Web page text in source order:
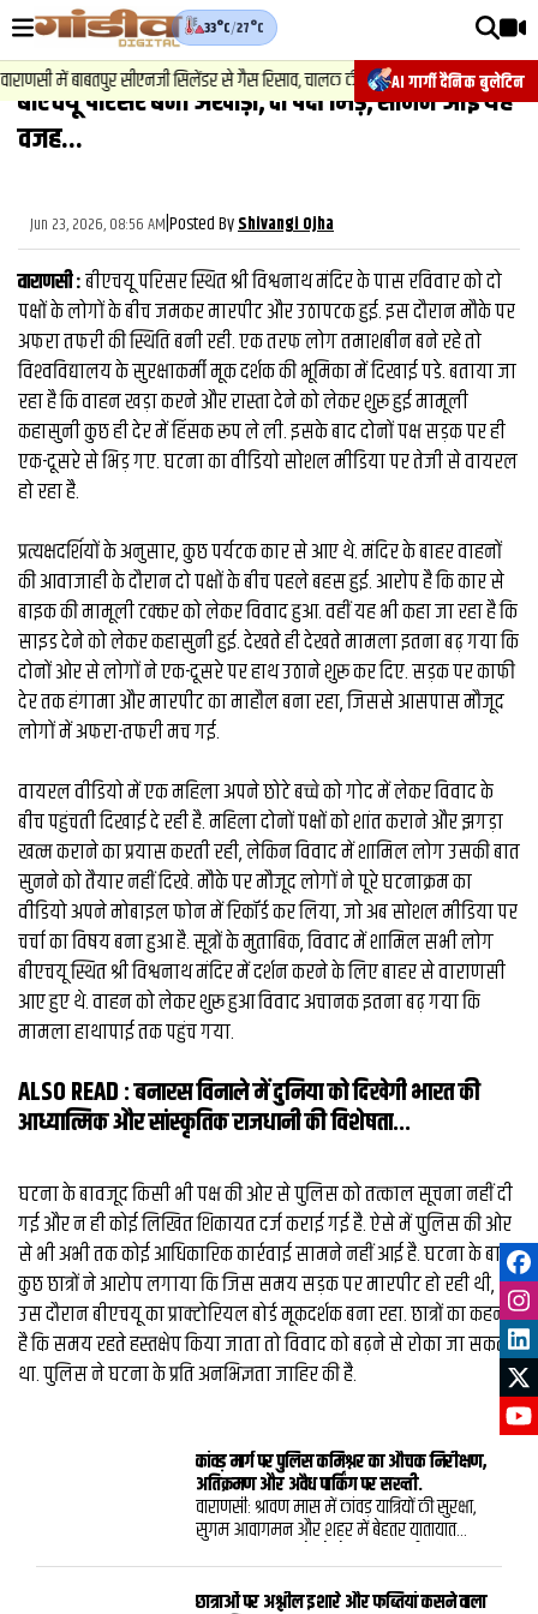
AI गार्गी दैनिक बुलेटिन
33°C/27°C
में बाबतपुर सीएनजी सिलेंडर से गैस रिसाव, चालक की सूझबूझ से टला बड़ा हादसा.
वीडियोज़
वाराणसी न्यूज़
राजनीति
फिल्मी
साहित्य
संस्कृति
ख़ान पान और जीवनशैली
अंतरराष्ट्रीय
फैक्ट चेक
व्यापार
मौसम
देश
बीएचयू परिसर बना अखाड़ा, दो पक्ष भिड़े, सामने आई यह
वजह...
Jun 23, 2026, 08:56 AM|Posted ByShivangi Ojha
वाराणसी :बीएचयू परिसर स्थित श्री विश्वनाथ मंदिर के पास रविवार को दो
पक्षों के लोगों के बीच जमकर मारपीट और उठापटक हुई. इस दौरान मौके पर
अफरा तफरी की स्थिति बनी रही. एक तरफ लोग तमाशबीन बने रहे तो
विश्‍वविद्यालय के सुरक्षाकर्मी मूक दर्शक की भूमिका में दिखाई पडे. बताया जा
रहा है कि वाहन खड़ा करने और रास्ता देने को लेकर शुरू हुई मामूली
कहासुनी कुछ ही देर में हिंसक रूप ले ली. इसके बाद दोनों पक्ष सड़क पर ही
एक-दूसरे से भिड़ गए. घटना का वीडियो सोशल मीडिया पर तेजी से वायरल
हो रहा है.
प्रत्यक्षदर्शियों के अनुसार, कुछ पर्यटक कार से आए थे. मंदिर के बाहर वाहनों
की आवाजाही के दौरान दो पक्षों के बीच पहले बहस हुई. आरोप है कि कार से
बाइक की मामूली टक्‍कर को लेकर विवाद हुआ. वहीं यह भी कहा जा रहा है कि
साइड देने को लेकर कहासुनी हुई. देखते ही देखते मामला इतना बढ़ गया कि
दोनों ओर से लोगों ने एक-दूसरे पर हाथ उठाने शुरू कर दिए. सड़क पर काफी
देर तक हंगामा और मारपीट का माहौल बना रहा, जिससे आसपास मौजूद
लोगों में अफरा-तफरी मच गई.
वायरल वीडियो में एक महिला अपने छोटे बच्चे को गोद में लेकर विवाद के
बीच पहुंचती दिखाई दे रही है. महिला दोनों पक्षों को शांत कराने और झगड़ा
खत्म कराने का प्रयास करती रही, लेकिन विवाद में शामिल लोग उसकी बात
सुनने को तैयार नहीं दिखे. मौके पर मौजूद लोगों ने पूरे घटनाक्रम का
वीडियो अपने मोबाइल फोन में रिकॉर्ड कर लिया, जो अब सोशल मीडिया पर
चर्चा का विषय बना हुआ है. सूत्रों के मुताबिक, विवाद में शामिल सभी लोग
बीएचयू स्थित श्री विश्वनाथ मंदिर में दर्शन करने के लिए बाहर से वाराणसी
आए हुए थे. वाहन को लेकर शुरू हुआ विवाद अचानक इतना बढ़ गया कि
मामला हाथापाई तक पहुंच गया.
ALSO READ :बनारस विनाले में दुनिया को दिखेगी भारत की
आध्यात्मिक और सांस्कृतिक राजधानी की विशेषता...
घटना के बावजूद किसी भी पक्ष की ओर से पुलिस को तत्काल सूचना नहीं दी
गई और न ही कोई लिखित शिकायत दर्ज कराई गई है. ऐसे में पुलिस की ओर
से भी अभी तक कोई आधिकारिक कार्रवाई सामने नहीं आई है. घटना के बाद
कुछ छात्रों ने आरोप लगाया कि जिस समय सड़क पर मारपीट हो रही थी,
उस दौरान बीएचयू का प्राक्टोरियल बोर्ड मूकदर्शक बना रहा. छात्रों का कहना
है कि समय रहते हस्तक्षेप किया जाता तो विवाद को बढ़ने से रोका जा सकता
था. पुलिस ने घटना के प्रति अनभिज्ञता जाहिर की है.
कांवड़ मार्ग पर पुलिस कमिश्नर का औचक निरीक्षण,
अतिक्रमण और अवैध पार्किंग पर सख्ती.
वाराणसी: श्रावण मास में कांवड़ यात्रियों की सुरक्षा,
सुगम आवागमन और शहर में बेहतर यातायात
कमिश्नरेट पूरी तरह अलर्ट है. इसी क्रम में पुलिस
आयुक्त कमिश्नरेट वाराणसी मोहित अग्रवाल ने
छात्राओं पर अश्लील इशारे और फब्तियां कसने वाला